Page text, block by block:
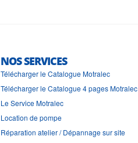
NOS SERVICES
Télécharger le Catalogue Motralec
Télécharger le Catalogue 4 pages Motralec
Le Service Motralec
Location de pompe
Réparation atelier / Dépannage sur site